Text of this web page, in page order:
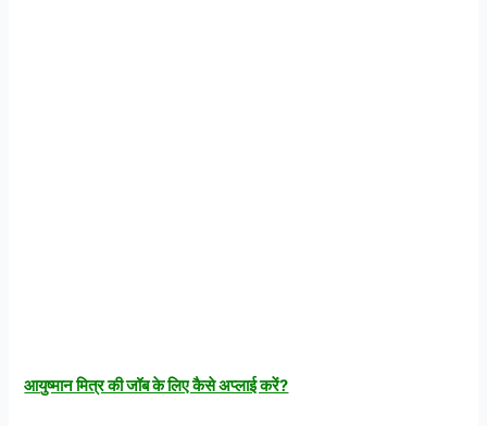
आयुष्मान मित्र की जॉब के लिए कैसे अप्लाई करें?